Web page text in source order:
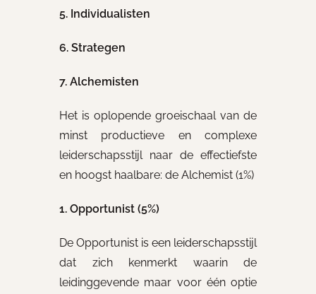
5. Individualisten
6. Strategen
7. Alchemisten
Het is oplopende groeischaal van de
minst productieve en complexe
leiderschapsstijl naar de effectiefste
en hoogst haalbare: de Alchemist (1%)
1. Opportunist (5%)
De Opportunist is een leiderschapsstijl
dat zich kenmerkt waarin de
leidinggevende maar voor één optie